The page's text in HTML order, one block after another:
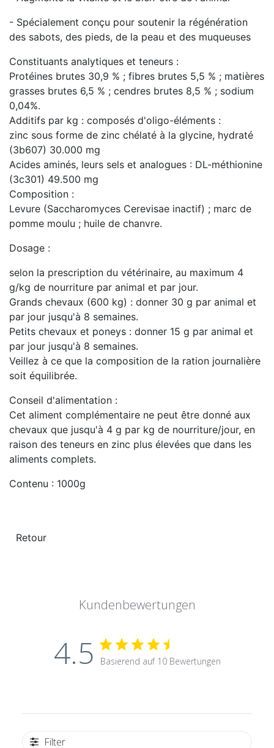
- Spécialement conçu pour soutenir la régénération
des sabots, des pieds, de la peau et des muqueuses
Constituants analytiques et teneurs :
Protéines brutes 30,9 % ; fibres brutes 5,5 % ; matières
grasses brutes 6,5 % ; cendres brutes 8,5 % ; sodium
0,04%.
Additifs par kg : composés d'oligo-éléments :
zinc sous forme de zinc chélaté à la glycine, hydraté
(3b607) 30.000 mg
Acides aminés, leurs sels et analogues : DL-méthionine
(3c301) 49.500 mg
Composition :
Levure (Saccharomyces Cerevisae inactif) ; marc de
pomme moulu ; huile de chanvre.
Dosage :
selon la prescription du vétérinaire, au maximum 4
g/kg de nourriture par animal et par jour.
Grands chevaux (600 kg) : donner 30 g par animal et
par jour jusqu'à 8 semaines.
Petits chevaux et poneys : donner 15 g par animal et
par jour jusqu'à 8 semaines.
Veillez à ce que la composition de la ration journalière
soit équilibrée.
Conseil d'alimentation :
Cet aliment complémentaire ne peut être donné aux
chevaux que jusqu'à 4 g par kg de nourriture/jour, en
raison des teneurs en zinc plus élevées que dans les
aliments complets.
Contenu : 1000g
Kundenbewertungen
4.5 Basierend auf 10 Bewertungen
Filter